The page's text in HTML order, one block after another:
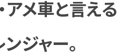
アメ車と言える
ジャー。